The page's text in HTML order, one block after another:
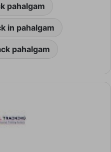
pahalgam
in pahalgam
pahalgam